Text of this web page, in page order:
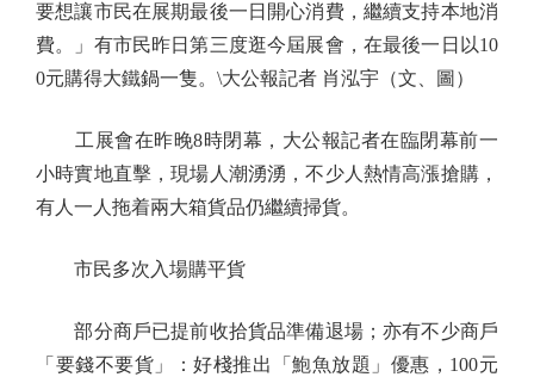
要想讓市民在展期最後一日開心消費，繼續支持本地消
費。」有市民昨日第三度逛今屆展會，在最後一日以10
0元購得大鐵鍋一隻。\大公報記者 肖泓宇（文、圖）
工展會在昨晚8時閉幕，大公報記者在臨閉幕前一
小時實地直擊，現場人潮湧湧，不少人熱情高漲搶購，
有人一人拖着兩大箱貨品仍繼續掃貨。
市民多次入場購平貨
部分商戶已提前收拾貨品準備退場；亦有不少商戶
「要錢不要貨」：好棧推出「鮑魚放題」優惠，100元